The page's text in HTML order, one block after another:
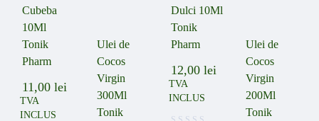
Cubeba
10Ml
Tonik
Pharm
11,00 lei
TVA
INCLUS
Ulei de
Cocos
Virgin
300Ml
Tonik
Dulci 10Ml
Tonik
Pharm
12,00 lei
TVA
INCLUS
Ulei de
Cocos
Virgin
200Ml
Tonik